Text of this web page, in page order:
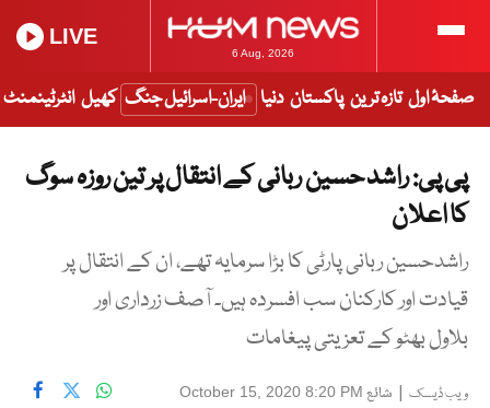
6 Aug, 2026
LIVE
صفحۂ اول تازہ ترین پاکستان دنیا ایران-اسرائیل جنگ کھیل انٹرٹینمنٹ
پی پی: راشد حسین ربانی کے انتقال پر تین روزہ سوگ
کا اعلان
راشدحسین ربانی پارٹی کا بڑا سرمایہ تھے، ان کے انتقال پر
قیادت اور کارکنان سب افسردہ ہیں۔ آصف زرداری اور
بلاول بھٹو کے تعزیتی پیغامات
ویب ڈیسک | شائع October 15, 2020 8:20 PM